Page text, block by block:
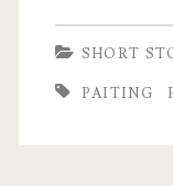
SHORT
PAITING